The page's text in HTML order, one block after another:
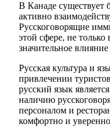
В Канаде существует
активно
Русскоговорящие
этой сфере, не
значительное
Русская культура и
привлечении
русский язык
наличию
персоналом и
комфортно и